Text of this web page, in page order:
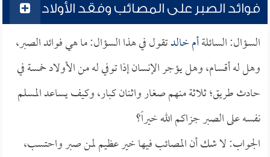
فوائد الصبر على المصائب وفقد الأولاد
السؤال: السائلةأم خالدتقول في هذا السؤال: ما هي فوائد الصبر،
وهل له أقسام، وهل يؤجر الإنسان إذا توفي له من الأولاد خمسة في
حادث طريق؛ ثلاثة منهم صغار واثنان كبار، وكيف يساعد المسلم
نفسه على الصبر جزاكم الله خيراً؟
الجواب: لا شك أن المصائب فيها خير عظيم لمن صبر واحتسب،